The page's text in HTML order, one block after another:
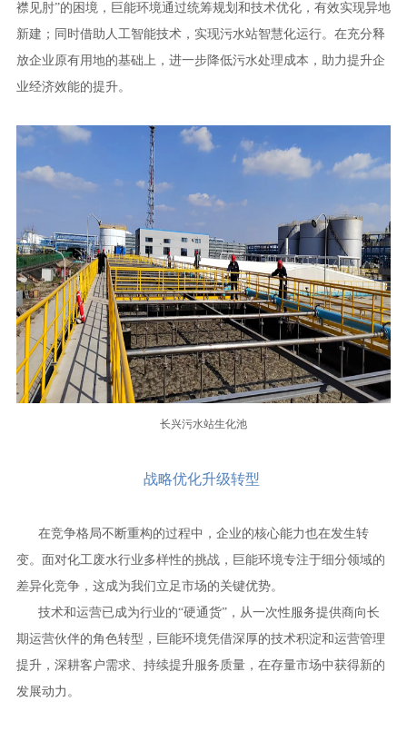
襟见肘”的困境，巨能环境通过统筹规划和技术优化，有效实现异地
新建；同时借助人工智能技术，实现污水站智慧化运行。在充分释
放企业原有用地的基础上，进一步降低污水处理成本，助力提升企
业经济效能的提升。
长兴污水站生化池
战略优化升级转型
在竞争格局不断重构的过程中，企业的核心能力也在发生转
变。面对化工废水行业多样性的挑战，巨能环境专注于细分领域的
差异化竞争，这成为我们立足市场的关键优势。
技术和运营已成为行业的“硬通货”，从一次性服务提供商向长
期运营伙伴的角色转型，巨能环境凭借深厚的技术积淀和运营管理
提升，深耕客户需求、持续提升服务质量，在存量市场中获得新的
发展动力。